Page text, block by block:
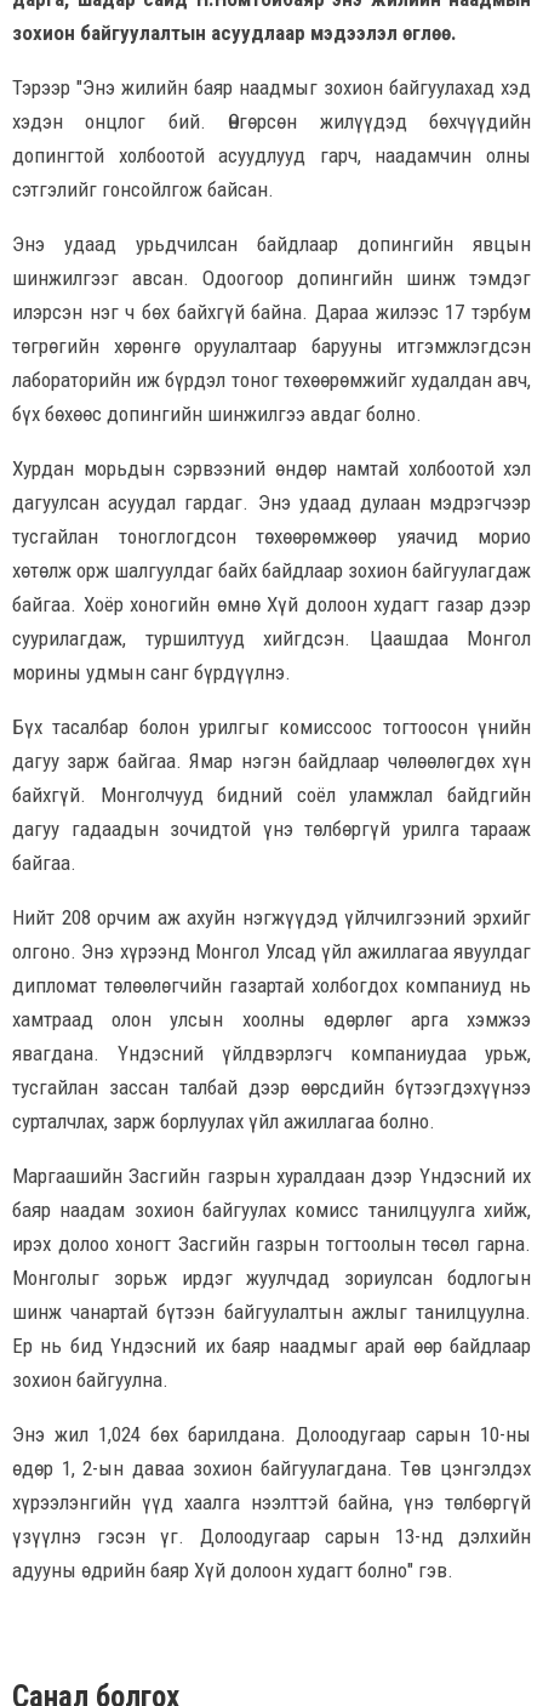
зохион байгуулалтын асуудлаар мэдээлэл өглөө.
Тэрээр "Энэ жилийн баяр наадмыг зохион байгуулахад хэд
хэдэн онцлог бий. Өнгөрсөн жилүүдэд бөхчүүдийн
допингтой холбоотой асуудлууд гарч, наадамчин олны
сэтгэлийг гонсойлгож байсан.
Энэ удаад урьдчилсан байдлаар допингийн явцын
шинжилгээг авсан. Одоогоор допингийн шинж тэмдэг
илэрсэн нэг ч бөх байхгүй байна. Дараа жилээс 17 тэрбум
төгрөгийн хөрөнгө оруулалтаар барууны итгэмжлэгдсэн
лабораторийн иж бүрдэл тоног төхөөрөмжийг худалдан авч,
бүх бөхөөс допингийн шинжилгээ авдаг болно.
Хурдан морьдын сэрвээний өндөр намтай холбоотой хэл
дагуулсан асуудал гардаг. Энэ удаад дулаан мэдрэгчээр
тусгайлан тоноглогдсон төхөөрөмжөөр уяачид морио
хөтөлж орж шалгуулдаг байх байдлаар зохион байгуулагдаж
байгаа. Хоёр хоногийн өмнө Хүй долоон худагт газар дээр
суурилагдаж, туршилтууд хийгдсэн. Цаашдаа Монгол
морины удмын санг бүрдүүлнэ.
Бүх тасалбар болон урилгыг комиссоос тогтоосон үнийн
дагуу зарж байгаа. Ямар нэгэн байдлаар чөлөөлөгдөх хүн
байхгүй. Монголчууд бидний соёл уламжлал байдгийн
дагуу гадаадын зочидтой үнэ төлбөргүй урилга тарааж
байгаа.
Нийт 208 орчим аж ахуйн нэгжүүдэд үйлчилгээний эрхийг
олгоно. Энэ хүрээнд Монгол Улсад үйл ажиллагаа явуулдаг
дипломат төлөөлөгчийн газартай холбогдох компаниуд нь
хамтраад олон улсын хоолны өдөрлөг арга хэмжээ
явагдана. Үндэсний үйлдвэрлэгч компаниудаа урьж,
тусгайлан зассан талбай дээр өөрсдийн бүтээгдэхүүнээ
сурталчлах, зарж борлуулах үйл ажиллагаа болно.
Маргаашийн Засгийн газрын хуралдаан дээр Үндэсний их
баяр наадам зохион байгуулах комисс танилцуулга хийж,
ирэх долоо хоногт Засгийн газрын тогтоолын төсөл гарна.
Монголыг зорьж ирдэг жуулчдад зориулсан бодлогын
шинж чанартай бүтээн байгуулалтын ажлыг танилцуулна.
Ер нь бид Үндэсний их баяр наадмыг арай өөр байдлаар
зохион байгуулна.
Энэ жил 1,024 бөх барилдана. Долоодугаар сарын 10-ны
өдөр 1, 2-ын даваа зохион байгуулагдана. Төв цэнгэлдэх
хүрээлэнгийн үүд хаалга нээлттэй байна, үнэ төлбөргүй
үзүүлнэ гэсэн үг. Долоодугаар сарын 13-нд дэлхийн
адууны өдрийн баяр Хүй долоон худагт болно" гэв.
Санал болгох